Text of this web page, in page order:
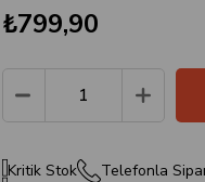
₺799,90
Kritik Stok Telefonla